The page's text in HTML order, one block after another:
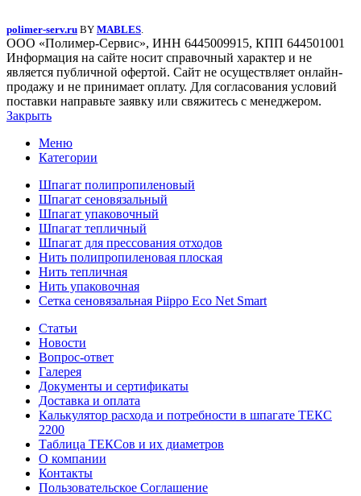
polimer-serv.ru BY MABLES.
ООО «Полимер-Сервис», ИНН 6445009915, КПП 644501001
Информация на сайте носит справочный характер и не
является публичной офертой. Сайт не осуществляет онлайн-
продажу и не принимает оплату. Для согласования условий
поставки направьте заявку или свяжитесь с менеджером.
Закрыть
Меню
Категории
Шпагат полипропиленовый
Шпагат сеновязальный
Шпагат упаковочный
Шпагат тепличный
Шпагат для прессования отходов
Нить полипропиленовая плоская
Нить тепличная
Нить упаковочная
Сетка сеновязальная Piippo Eco Net Smart
Статьи
Новости
Вопрос-ответ
Галерея
Документы и сертификаты
Доставка и оплата
Калькулятор расхода и потребности в шпагате ТЕКС
2200
Таблица ТЕКСов и их диаметров
О компании
Контакты
Пользовательское Соглашение